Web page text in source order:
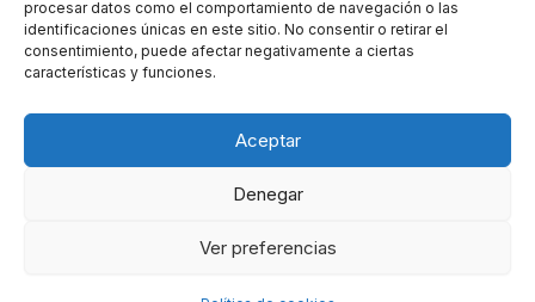
procesar datos como el comportamiento de navegación o las
identificaciones únicas en este sitio. No consentir o retirar el
consentimiento, puede afectar negativamente a ciertas
características y funciones.
Aceptar
Denegar
Ver preferencias
Políticas de privacidad
reservados.